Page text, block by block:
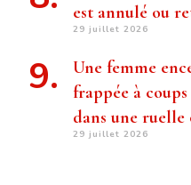
est annulé ou
29 juillet 2026
Une femme
frappée à
dans une ruelle
29 juillet 2026